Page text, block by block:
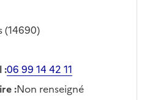
(14690)
:06 99 14 42 11
:Non renseigné